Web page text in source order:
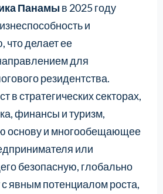
Панамыв 2025 году
и
делает ее
для
резидентства.
в стратегических секторах,
финансы и туризм,
основу и многообещающее
или
безопасную, глобально
явным потенциалом роста,